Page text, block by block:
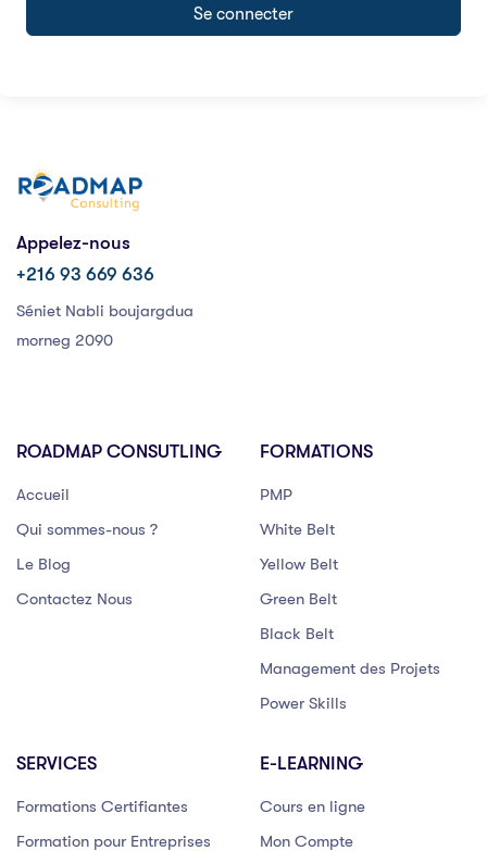
Se connecter
Appelez-nous
+216 93 669 636
Séniet Nabli boujargdua
morneg 2090
ROADMAP CONSUTLING
Accueil
Qui sommes-nous ?
Le Blog
Contactez Nous
FORMATIONS
PMP
White Belt
Yellow Belt
Green Belt
Black Belt
Management des Projets
Power Skills
SERVICES
Formations Certifiantes
Formation pour Entreprises
E-LEARNING
Cours en ligne
Mon Compte